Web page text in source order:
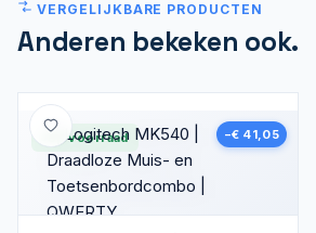
VERGELIJKBARE PRODUCTEN
Anderen bekeken ook.
Op voorraad Nieuw
−€ 41,05